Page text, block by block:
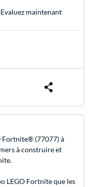
Evaluez maintenant
Fortnite® (77077) à
à construire et
LEGO Fortnite que les